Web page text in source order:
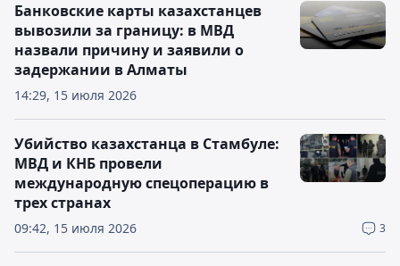
14:29, 15 июля 2026
Банковские карты казахстанцев
вывозили за границу: в МВД
назвали причину и заявили о
задержании в Алматы
09:42, 15 июля 2026 3
Убийство казахстанца в Стамбуле:
МВД и КНБ провели
международную спецоперацию в
трех странах